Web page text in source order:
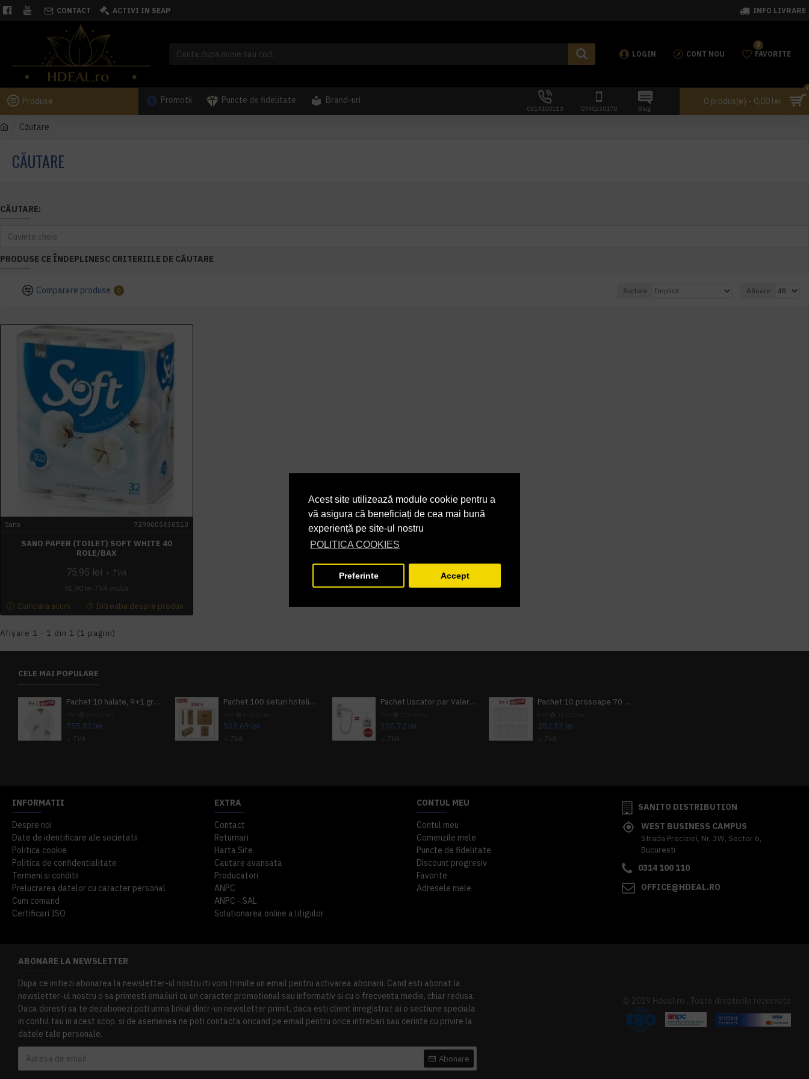
Acest site utilizează module cookie pentru a
vă asigura că beneficiați de cea mai bună
experiență pe site-ul nostru
POLITICA COOKIES
Preferinte Accept
CONTACT ACTIVI IN SEAP INFO LIVRARE
LOGIN CONT NOU FAVORITE
0
Produse Promotii Puncte de fidelitate Brand-uri
0314100110 0740230170 Blog
0 produs(e) - 0,00 lei
Căutare
CĂUTARE
CĂUTARE:
PRODUSE CE ÎNDEPLINESC CRITERIILE DE CĂUTARE
Comparare produse 0 Sortare Afisare
Sano 7290005430510
SANO PAPER (TOILET) SOFT WHITE 40
ROLE/BAX
75,95 lei + TVA
91,90 lei TVA inclus
Cumpara acum Intreaba despre produs
Afişare 1 - 1 din 1 (1 pagini)
CELE MAI POPULARE
Pachet 10 halate, 9+1 gratuit
755,82 lei
+ TVA
Pachet 100 seturi hoteliere, set dentar, set barbierit, casca de dus, pila unghii, set cusut
533,69 lei
+ TVA
Pachet Uscator par Valera Action Super Plus + GRATUIT Sampon si gel de dus Tork
300,72 lei
+ TVA
Pachet 10 prosoape 70 x 140cm 9 + 1 gratuit
282,33 lei
+ TVA
INFORMATII
Despre noi
Date de identificare ale societatii
Politica cookie
Politica de confidentialitate
Termeni si conditii
Prelucrarea datelor cu caracter personal
Cum comand
Certificari ISO
EXTRA
Contact
Returnari
Harta Site
Cautare avansata
Producatori
ANPC
ANPC - SAL
Solutionarea online a litigiilor
CONTUL MEU
Contul meu
Comenzile mele
Puncte de fidelitate
Discount progresiv
Favorite
Adresele mele
SANITO DISTRIBUTION
WEST BUSINESS CAMPUS
Strada Preciziei, Nr, 3W, Sector 6,
Bucuresti
0314 100 110
OFFICE@HDEAL.RO
ABONARE LA NEWSLETTER
Dupa ce initiezi abonarea la newsletter-ul nostru iti vom trimite un email pentru activarea abonarii. Cand esti abonat la
newsletter-ul nostru o sa primesti emailuri cu un caracter promotional sau informativ si cu o frecventa medie, chiar redusa.
Daca doresti sa te dezabonezi poti urma linkul dintr-un newsletter primit, daca esti client inregistrat ai o sectiune speciala
in contul tau in acest scop, si de asemenea ne poti contacta oricand pe email pentru orice intrebari sau cerinte cu privire la
datele tale personale.
Abonare
© 2019 Hdeal.ro , Toate drepturile rezervate